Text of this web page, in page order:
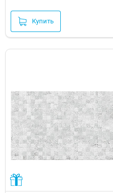
Купить